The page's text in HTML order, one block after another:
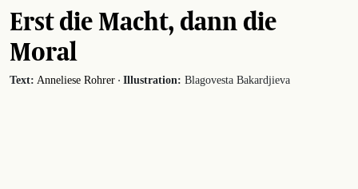
Erst die Macht, dann die
Moral
Text: Anneliese Rohrer · Illustration: Blagovesta Bakardjieva